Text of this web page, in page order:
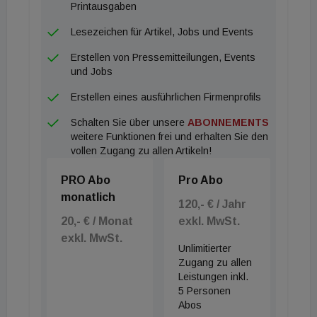
des Marktgeschehens eingeleitet. Das
Investitionsvolumen lag im Jahr 2021 bei soliden
und BNP Paribas Real Estate geht für dieses Jahr
Das Investmentvolumen entspräche dann dem
Niveau von 2019 und damit einer vollständigen
Erholung der Marktaktivität. Die
verschiebt sich jedoch analog zu den jüngsten
Veränderungen auf den Mietermärkten. So hat das
Investoreninteresse an Logistik- und
Wohnimmobilien auf Kosten der in der
Vergangenheit besonders nachgefragten Sektoren
Büro und Einzelhandel erheblich zugenommen. 2022
dürfte das letzte Jahr mit zweistelligen
Printausgaben
Lesezeichen für Artikel, Jobs und Events
Erstellen von Pressemitteilungen, Events
und Jobs
Erstellen eines ausführlichen Firmenprofils
Schalten Sie über unsere ABONNEMENTS
weitere Funktionen frei und erhalten Sie den
vollen Zugang zu allen Artikeln!
PRO Abo
monatlich
20,- € / Monat
exkl. MwSt.
Pro Abo
120,- € / Jahr
exkl. MwSt.
Unlimitierter
Zugang zu allen
Leistungen inkl.
5 Personen
Abos